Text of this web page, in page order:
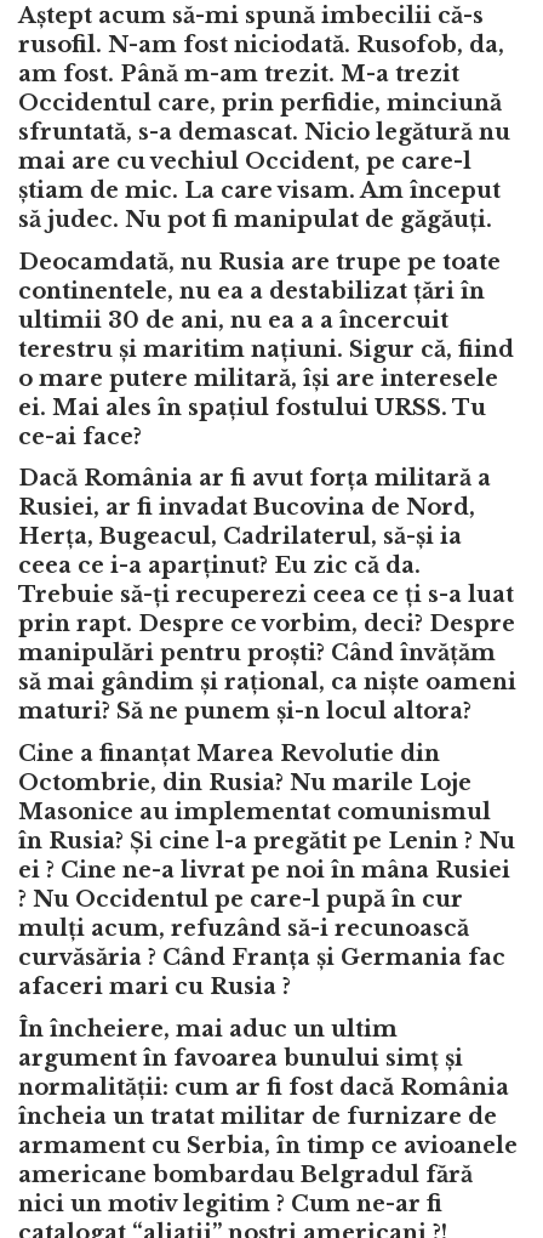
Aștept acum să-mi spună imbecilii că-s
rusofil. N-am fost niciodată. Rusofob, da,
am fost. Până m-am trezit. M-a trezit
Occidentul care, prin perfidie, minciună
sfruntată, s-a demascat. Nicio legătură nu
mai are cu vechiul Occident, pe care-l
știam de mic. La care visam. Am început
să judec. Nu pot fi manipulat de găgăuți.
Deocamdată, nu Rusia are trupe pe toate
continentele, nu ea a destabilizat țări în
ultimii 30 de ani, nu ea a a încercuit
terestru și maritim națiuni. Sigur că, fiind
o mare putere militară, își are interesele
ei. Mai ales în spațiul fostului URSS. Tu
ce-ai face?
Dacă România ar fi avut forța militară a
Rusiei, ar fi invadat Bucovina de Nord,
Herța, Bugeacul, Cadrilaterul, să-și ia
ceea ce i-a aparținut? Eu zic că da.
Trebuie să-ți recuperezi ceea ce ți s-a luat
prin rapt. Despre ce vorbim, deci? Despre
manipulări pentru proști? Când învățăm
să mai gândim și rațional, ca niște oameni
maturi? Să ne punem și-n locul altora?
Cine a finanțat Marea Revolutie din
Octombrie, din Rusia? Nu marile Loje
Masonice au implementat comunismul
în Rusia? Și cine l-a pregătit pe Lenin ? Nu
ei ? Cine ne-a livrat pe noi în mâna Rusiei
? Nu Occidentul pe care-l pupă în cur
mulți acum, refuzând să-i recunoască
curvăsăria ? Când Franța și Germania fac
afaceri mari cu Rusia ?
În încheiere, mai aduc un ultim
argument în favoarea bunului simț și
normalității: cum ar fi fost dacă România
încheia un tratat militar de furnizare de
armament cu Serbia, în timp ce avioanele
americane bombardau Belgradul fără
nici un motiv legitim ? Cum ne-ar fi